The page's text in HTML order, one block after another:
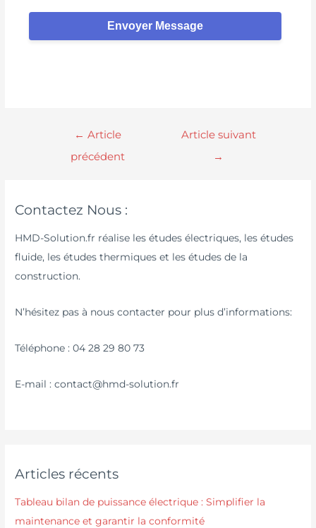
Envoyer Message
← Article
précédent
Article suivant
→
Contactez Nous :
HMD-Solution.fr réalise les études électriques, les études
fluide, les études thermiques et les études de la
construction.
N’hésitez pas à nous contacter pour plus d’informations:
Téléphone : 04 28 29 80 73
E-mail : contact@hmd-solution.fr
Articles récents
Tableau bilan de puissance électrique : Simplifier la
maintenance et garantir la conformité